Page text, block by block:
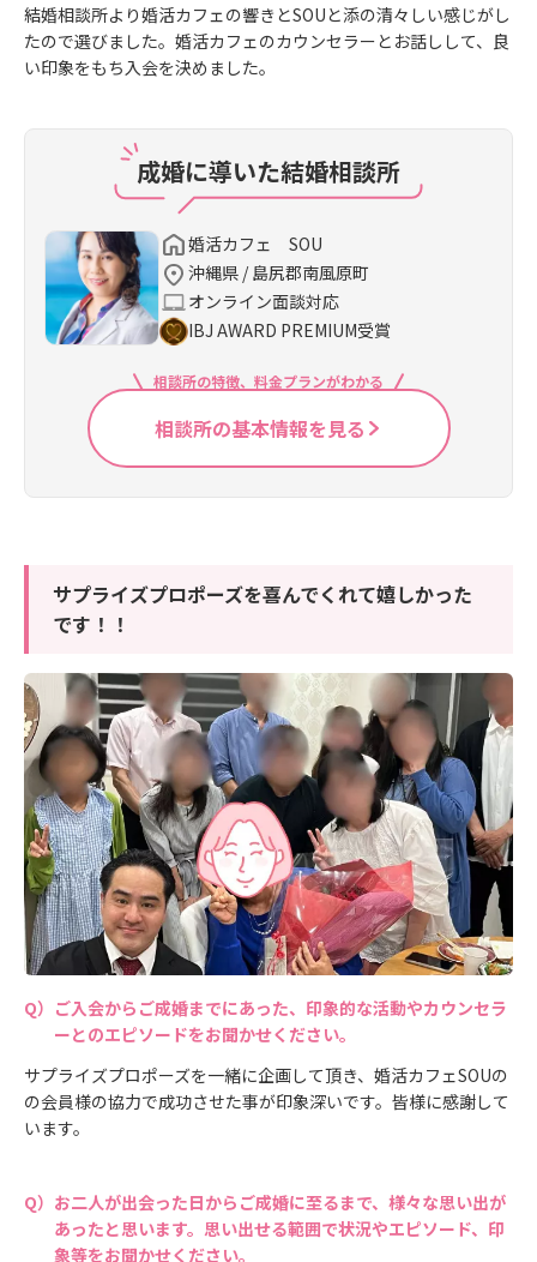
結婚相談所より婚活カフェの響きとSOUと添の清々しい感じがし
たので選びました。婚活カフェのカウンセラーとお話しして、良
い印象をもち入会を決めました。
成婚に導いた結婚相談所
婚活カフェ SOU
沖縄県 / 島尻郡南風原町
オンライン面談対応
IBJ AWARD PREMIUM受賞
相談所の特徴、料金プランがわかる
相談所の基本情報を見る
サプライズプロポーズを喜んでくれて嬉しかった
です！！
ご入会からご成婚までにあった、印象的な活動やカウンセラ
ーとのエピソードをお聞かせください。
サプライズプロポーズを一緒に企画して頂き、婚活カフェSOUの
の会員様の協力で成功させた事が印象深いです。皆様に感謝して
います。
お二人が出会った日からご成婚に至るまで、様々な思い出が
あったと思います。思い出せる範囲で状況やエピソード、印
象等をお聞かせください。